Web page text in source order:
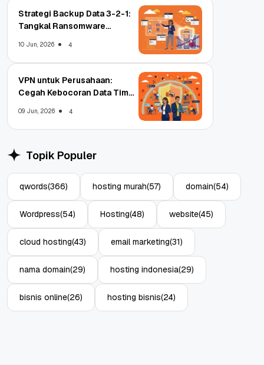
Strategi Backup Data 3-2-1:
Tangkal Ransomware
10 Jun, 2026 4
VPN untuk Perusahaan:
Cegah Kebocoran Data Tim
09 Jun, 2026 4
Topik Populer
qwords(366) hosting murah(57) domain(54)
Wordpress(54) Hosting(48) website(45)
cloud hosting(43) email marketing(31)
nama domain(29) hosting indonesia(29)
bisnis online(26) hosting bisnis(24)